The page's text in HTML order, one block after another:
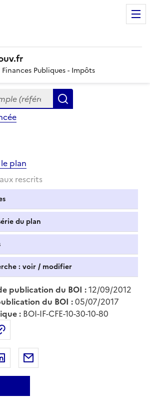
Publiques - Impôts
(références, mots clés, partie du
plan
rescrits
du plan
: voir / modifier
publication du BOI :12/09/2012
du BOI :05/07/2017
: BOI-IF-CFE-10-30-10-80
au format pdf
sur Twitter
Partager sur LinkedIn